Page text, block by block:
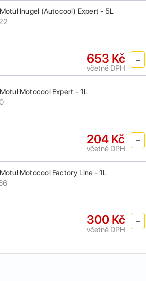
Inugel (Autocool) Expert - 5L
653 Kč
včetně DPH
Motocool Expert - 1L
204 Kč
včetně DPH
Motocool Factory Line - 1L
300 Kč
včetně DPH